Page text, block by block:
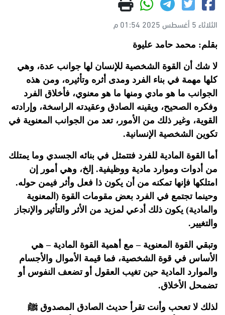
الثلاثاء 5 أغسطس 2025 01:54 م
بقلم: محمد حامد عليوة
لا شك أن القوة الشخصية للإنسان لها جوانب عدة، وهي
كلها مهمة في بناء الفرد ومدى أثره وتأثيره، ومن هذه
الجوانب ما هو مادي ومنها ما هو معنوي، فأخلاق الفرد
وفكره الصحيح، ويقينه الصادق وعقيدته الراسخة، وإرادته
القوية، وغير ذلك من الأمور، تعد من الجوانب المعنوية في
تكوين الشخصية الإنسانية.
أما القوة المادية للفرد فتتمثل في بنائه الجسدي وما يمتلك
من أدوات وموارد مادية ووظيفية. إلخ، وهي أمور إن
امتلكها فإنها تمكنه من أن يكون ذا فعل وأثر فيمن حوله.
وحينما تجتمع في الفرد بعض مقومات القوة (المعنوية
والمادية) يكون ذلك أدعي لمزيد من الأثر والتأثير والإنجاز
والتغيير.
وتبقي القوة المعنوية – مع أهمية القوة المادية – هي
الأساس في قوة الشخصية، فما قيمة الأموال والأجسام
والموارد المادية حين تغيب العقول أو تضعف النفوس أو
تضمحل الأخلاق.
لذلك لا تعحب وأنت تقرأ حديث الصادق المصدوق ﷺ